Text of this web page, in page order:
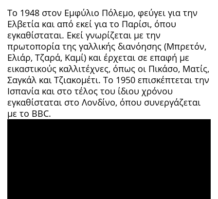
Το 1948 στον Εμφύλιο Πόλεμο, φεύγει για την
Ελβετία και από εκεί για το Παρίσι, όπου
εγκαθίσταται. Εκεί γνωρίζεται με την
πρωτοπορία της γαλλικής διανόησης (Μπρετόν,
Ελιάρ, Τζαρά, Καμί) και έρχεται σε επαφή με
εικαστικούς καλλιτέχνες, όπως οι Πικάσο, Ματίς,
Σαγκάλ και Τζιακομέτι. Το 1950 επισκέπτεται την
Ισπανία και στο τέλος του ίδιου χρόνου
εγκαθίσταται στο Λονδίνο, όπου συνεργάζεται
με το BBC.